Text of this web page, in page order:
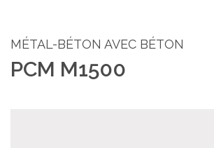
MÉTAL-BÉTON AVEC BÉTON
PCM M1500